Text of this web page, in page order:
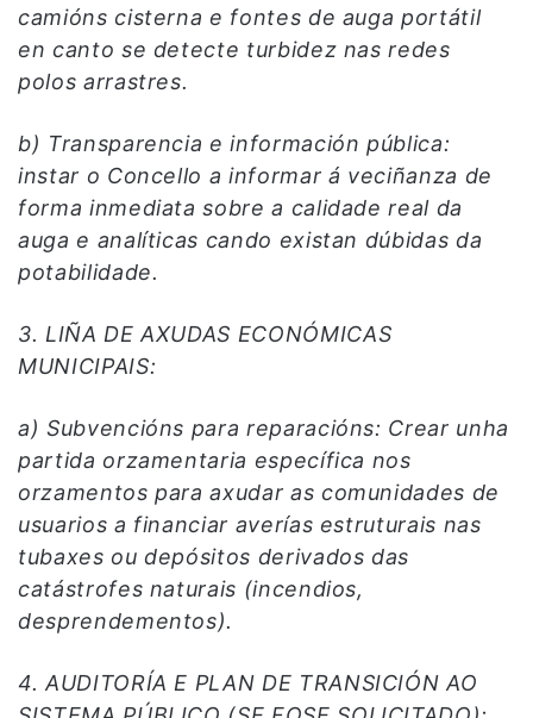
camións cisterna e fontes de auga portátil
en canto se detecte turbidez nas redes
polos arrastres.
b) Transparencia e información pública:
instar o Concello a informar á veciñanza de
forma inmediata sobre a calidade real da
auga e analíticas cando existan dúbidas da
potabilidade.
3. LIÑA DE AXUDAS ECONÓMICAS
MUNICIPAIS:
a) Subvencións para reparacións: Crear unha
partida orzamentaria específica nos
orzamentos para axudar as comunidades de
usuarios a financiar averías estruturais nas
tubaxes ou depósitos derivados das
catástrofes naturais (incendios,
desprendementos).
4. AUDITORÍA E PLAN DE TRANSICIÓN AO